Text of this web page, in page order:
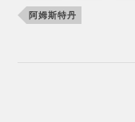
阿姆斯特丹